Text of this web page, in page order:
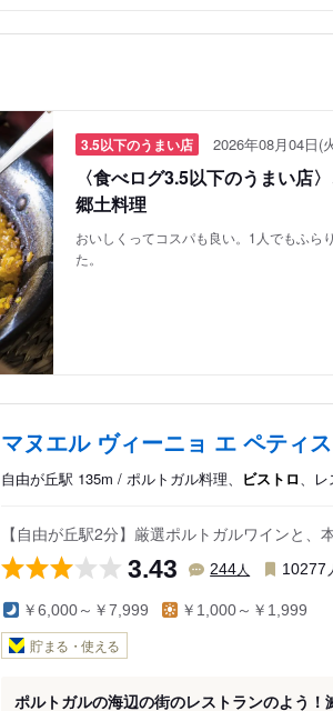
3.5以下のうまい店 2026年08月04日(
〈食べログ3.5以下のうまい店
郷土料理
おいしくってコスパも良い。1人でもふら
た。
マヌエル ヴィーニョ エ ペティ
自由が丘駅 135m / ポルトガル料理、 ビストロ、レ
【自由が丘駅2分】厳選ポルトガルワインと
3.43 244人 10277
￥6,000～￥7,999 ￥1,000～￥1,999
貯まる・使える
ポルトガルの海辺の街のレストランのよう